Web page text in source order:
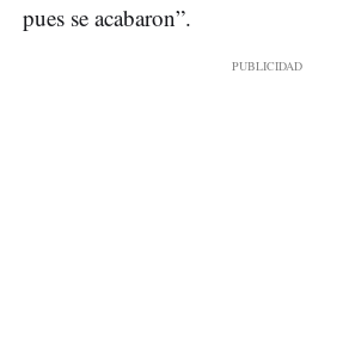
pues se acabaron”.